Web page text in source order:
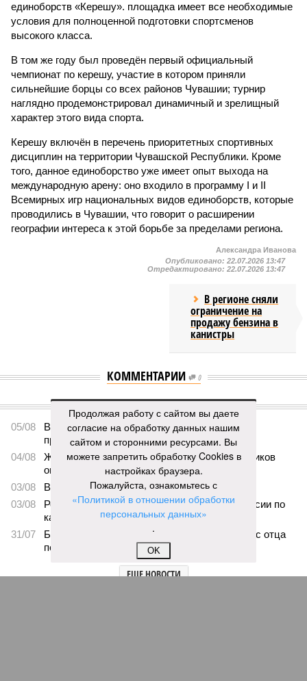
единоборств «Керешу». площадка имеет все необходимые
условия для полноценной подготовки спортсменов
высокого класса.
В том же году был проведён первый официальный
чемпионат по керешу, участие в котором приняли
сильнейшие борцы со всех районов Чувашии; турнир
наглядно продемонстрировал динамичный и зрелищный
характер этого вида спорта.
Керешу включён в перечень приоритетных спортивных
дисциплин на территории Чувашской Республики. Кроме
того, данное единоборство уже имеет опыт выхода на
международную арену: оно входило в программу I и II
Всемирных игр национальных видов единоборств, которые
проводились в Чувашии, что говорит о расширении
географии интереса к этой борьбе за пределами региона.
Александра Иванова
Опубликовано: 22.07.2026 13:47
Отредактировано: 22.07.2026 13:47
В регионе сняли
ограничение на
продажу бензина в
канистры
КОММЕНТАРИИ 0
ПОСЛЕДНИЕ НОВОСТИ
05/08
В Чебоксарах снесут 46 строений рядом с
проблемной «Кувшинкой»
04/08
Житель Екатеринбурга по указанию мошенников
ограбил квартиру в Чебоксарах
03/08
В регионе сформируют запас топлива
03/08
Республика разместилась на 79 месте в России по
качеству дорог
31/07
Банку не удалось взыскать долг по кредиту с отца
погибшего бойца СВО
ЕЩЕ НОВОСТИ
Продолжая работу с сайтом вы даете
согласие на обработку данных нашим
сайтом и сторонними ресурсами. Вы
можете запретить обработку Cookies в
настройках браузера.
Пожалуйста, ознакомьтесь с
«Политикой в отношении обработки
персональных данных»
.
OK